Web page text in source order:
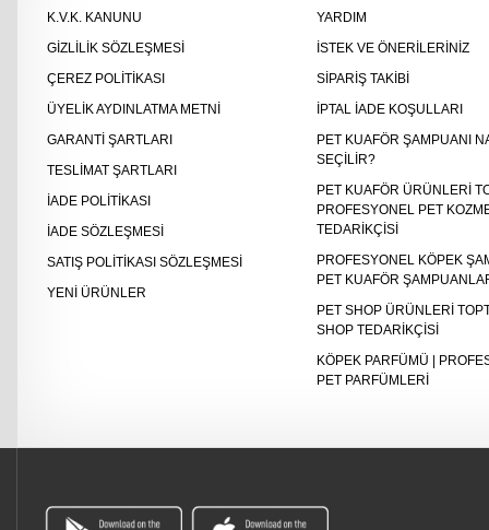
K.V.K. KANUNU
GIZLILIK SÖZLEŞMESI
ÇEREZ POLITIKASI
ÜYELIK AYDINLATMA METNI
GARANTI ŞARTLARI
TESLIMAT ŞARTLARI
İADE POLITIKASI
İADE SÖZLEŞMESI
SATIŞ POLITIKASI SÖZLEŞMESI
YENI ÜRÜNLER
YARDIM
İSTEK VE ÖNERILERINIZ
SIPARIŞ TAKIBI
İPTAL İADE KOŞULLARI
PET KUAFÖR ŞAMPUANI
SEÇILIR?
PET KUAFÖR ÜRÜNLERI
PROFESYONEL PET
TEDARIKÇISI
PROFESYONEL KÖPEK
PET KUAFÖR
PET SHOP ÜRÜNLERI
SHOP TEDARIKÇISI
KÖPEK PARFÜMÜ |
PET PARFÜMLERI